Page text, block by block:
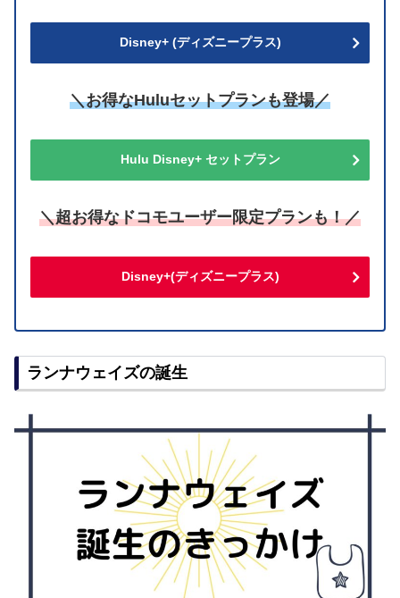
Disney+ (ディズニープラス)
＼お得なHuluセットプランも登場／
Hulu Disney+ セットプラン
＼超お得なドコモユーザー限定プランも！／
Disney+(ディズニープラス)
ランナウェイズの誕生